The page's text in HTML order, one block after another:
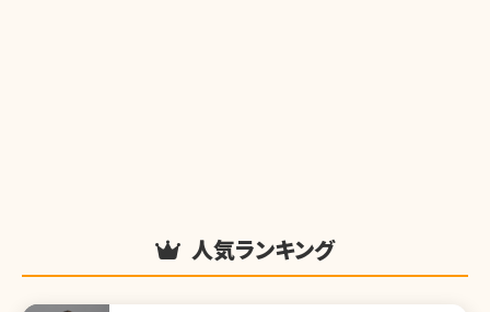
人気ランキング